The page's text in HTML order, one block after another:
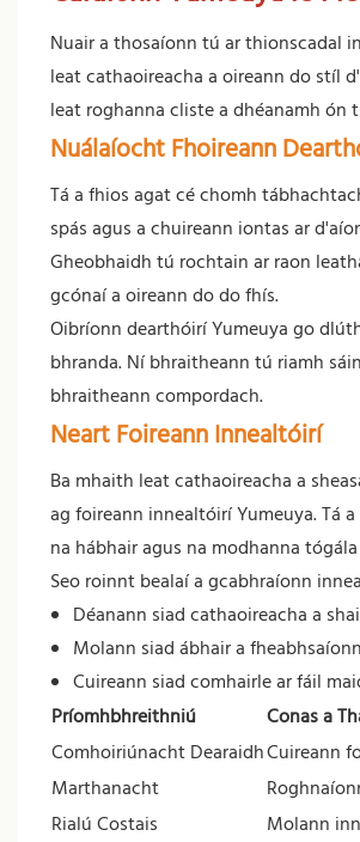
Nuair a thosaíonn tú ar thionscadal
leat cathaoireacha a oireann do stíl
leat roghanna cliste a dhéanamh ón
Nuálaíocht Fhoireann
Tá a fhios agat cé chomh
spás agus a chuireann iontas ar
Gheobhaidh tú rochtain ar raon
gcónaí a oireann do do fhís.
Oibríonn dearthóirí Yumeuya go
bhranda. Ní bhraitheann tú riamh
bhraitheann compordach.
Neart Foireann Innealtóirí
Ba mhaith leat cathaoireacha a
ag foireann innealtóirí Yumeuya. Tá
na hábhair agus na modhanna
Seo roinnt bealaí a gcabhraíonn
Déanann siad cathaoireacha a
Molann siad ábhair a
Cuireann siad comhairle ar fáil
Príomhbhreithniú
Conas a
Comhoiriúnacht DearaidhCuireann
Marthanacht
Rialú Costais
Molann